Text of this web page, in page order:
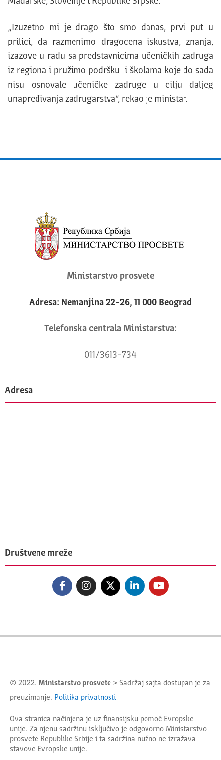
„Izuzetno mi je drago što smo danas, prvi put u
prilici, da razmenimo dragocena iskustva, znanja,
izazove u radu sa predstavnicima učeničkih zadruga
iz regiona i pružimo podršku i školama koje do sada
nisu osnovale učeničke zadruge u cilju daljeg
unapređivanja zadrugarstva“, rekao je ministar.
Ministarstvo prosvete
Adresa: Nemanjina 22-26, 11 000 Beograd
Telefonska centrala Ministarstva:
011/3613-734
Adresa
Društvene mreže
© 2022. Ministarstvo prosvete > Sadržaj sajta dostupan je za
preuzimanje. Politika privatnosti
Ova stranica načinjena je uz finansijsku pomoć Evropske
unije. Za njenu sadržinu isključivo je odgovorno Ministarstvo
prosvete Republike Srbije i ta sadržina nužno ne izražava
stavove Evropske unije.